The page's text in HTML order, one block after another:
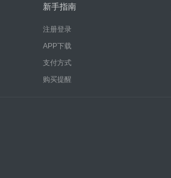
新手指南
注册登录
APP下载
支付方式
购买提醒